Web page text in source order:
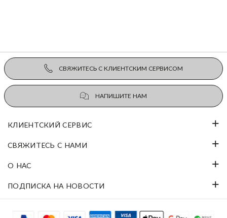
СВЯЖИТЕСЬ С КЛИЕНТСКИМ СЕРВИСОМ
НАПИШИТЕ НАМ
КЛИЕНТСКИЙ СЕРВИС
СВЯЖИТЕСЬ С НАМИ
О НАС
ПОДПИСКА НА НОВОСТИ